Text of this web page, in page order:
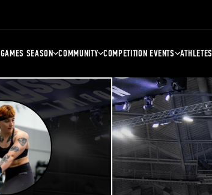
GAMES SEASON COMMUNITY COMPETITION EVENTS ATHLETES